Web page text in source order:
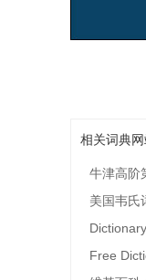
相关词典网
牛津高阶
美国韦氏
Free